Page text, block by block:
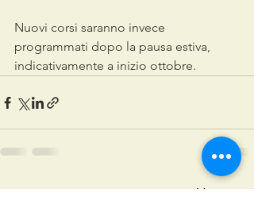
Nuovi corsi saranno invece
programmati dopo la pausa estiva,
indicativamente a inizio ottobre.
Post recenti Mostra tutti